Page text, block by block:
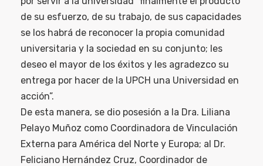
de su esfuerzo, de su trabajo, de sus capacidades
se los habrá de reconocer la propia comunidad
universitaria y la sociedad en su conjunto; les
deseo el mayor de los éxitos y les agradezco su
entrega por hacer de la UPCH una Universidad en
acción”.
De esta manera, se dio posesión a la Dra. Liliana
Pelayo Muñoz como Coordinadora de Vinculación
Externa para América del Norte y Europa; al Dr.
Feliciano Hernández Cruz, Coordinador de